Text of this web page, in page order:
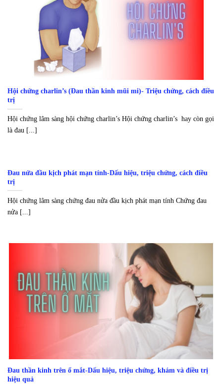
Hội chứng charlin’s (Đau thần kinh mũi mi)- Triệu chứng, cách điều
trị
Hội chứng lâm sàng hội chứng charlin’s Hội chứng charlin’s hay còn gọi
là đau [...]
Đau nửa đầu kịch phát mạn tính-Dấu hiệu, triệu chứng, cách điều
trị
Hội chứng lâm sàng chứng đau nửa đầu kịch phát mạn tính Chứng đau
nửa [...]
Đau thần kinh trên ổ mắt-Dấu hiệu, triệu chứng, khám và điều trị
hiệu quả